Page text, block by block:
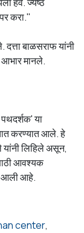
करा."
बाळसराफ यांनी
आभार मानले.
या
करण्यात आले. हे
लिहिले असून,
आवश्यक
आली आहे.
center